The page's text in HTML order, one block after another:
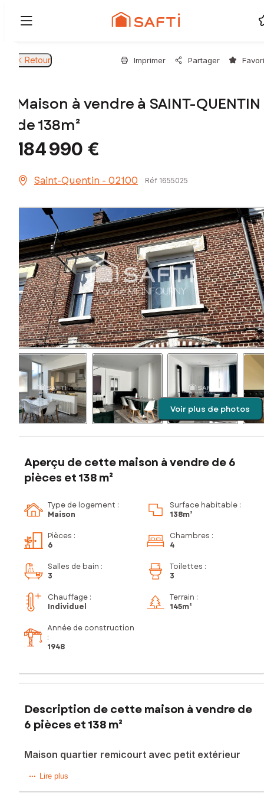
Retour Imprimer Partager
Maison à vendre à SAINT-QUENTIN
de 138m²
184 990 €
Saint-Quentin - 02100 Réf 1655025
Voir plus de photos
Aperçu de cette maison à vendre de 6
pièces et 138 m²
Type de logement :
Maison
Surface habitable :
138m²
Pièces :
6
Chambres :
4
Salles de bain :
3
Toilettes :
3
Chauffage :
Individuel
Terrain :
145m²
Année de construction
:
1948
Description de cette maison à vendre de
6 pièces et 138 m²
Maison quartier remicourt avec petit extérieur
Cette maison mitoyenne est située dans le quartier prisé de
Lire plus